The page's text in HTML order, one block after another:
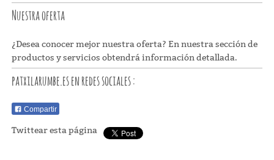
Nuestra oferta
¿Desea conocer mejor nuestra oferta? En nuestra sección de
productos y servicios obtendrá información detallada.
patxilarumbe.esen redes sociales :
Compartir
Twittear esta página